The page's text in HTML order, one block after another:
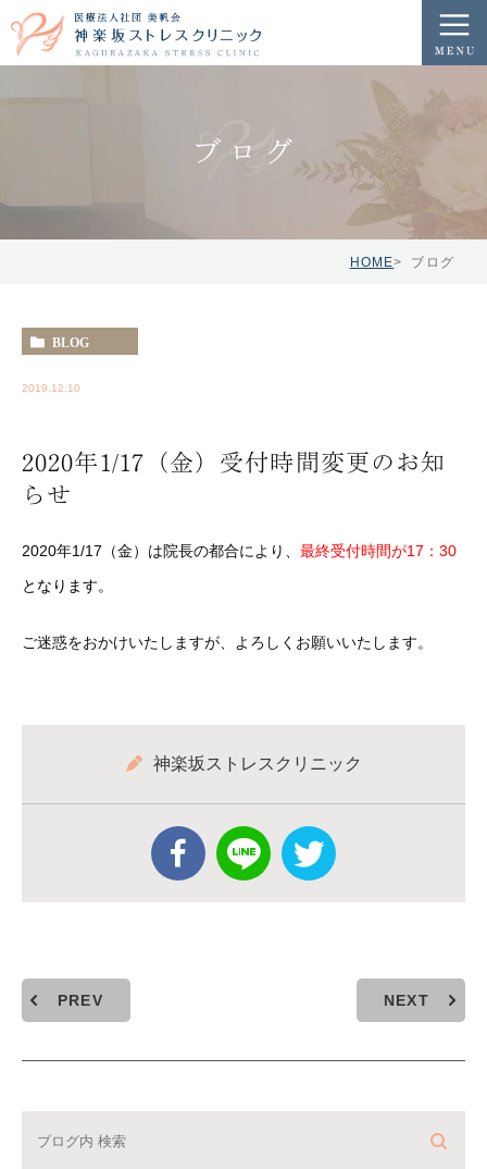
ブログ
HOME ブログ
BLOG
2019.12.10
2020年1/17（金）受付時間変更のお知
らせ
2020年1/17（金）は院長の都合により、 最終受付時間が17：30
となります。
ご迷惑をおかけいたしますが、よろしくお願いいたします。
神楽坂ストレスクリニック
PREV NEXT